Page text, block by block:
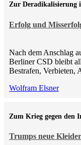
Erfolg und
Zur Deradikalisierung
Nach dem Anschlag
Berliner CSD bleibt
Bestrafen, Verbieten,
Wolfram Elsner
Trumps neue Kleider
Zum Krieg gegen den